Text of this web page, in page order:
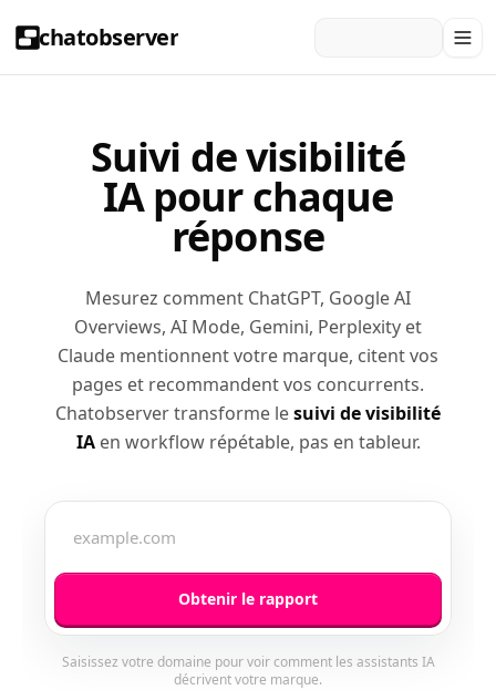
chatobserver
Suivi de visibilité
IA pour chaque
réponse
Mesurez comment ChatGPT, Google AI
Overviews, AI Mode, Gemini, Perplexity et
Claude mentionnent votre marque, citent vos
pages et recommandent vos concurrents.
Chatobserver transforme lesuivi de visibilité
IAen workflow répétable, pas en tableur.
Obtenir le rapport
Saisissez votre domaine pour voir comment les assistants IA
décrivent votre marque.